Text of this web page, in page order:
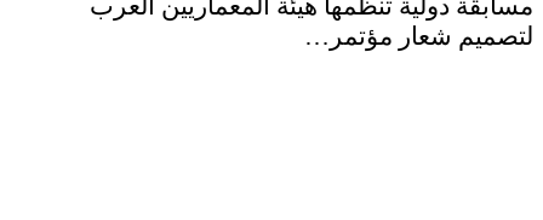
مسابقة دولية تنظمها هيئة المعماريين العرب
لتصميم شعار مؤتمر…